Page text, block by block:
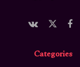
Categories